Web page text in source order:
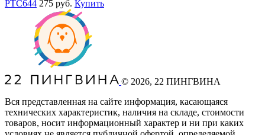
PTC644 275 руб. Купить
© 2026, 22 ПИНГВИНА
Вся представленная на сайте информация, касающаяся
технических характеристик, наличия на складе, стоимости
товаров, носит информационный характер и ни при каких